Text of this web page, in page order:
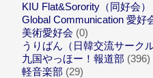
KIU Flat&Sorority（同好会）
Global Communication 愛好
美術愛好会 (0)
うりばん（日韓交流サークル
九国やっほー！報道部 (396)
軽音楽部 (29)